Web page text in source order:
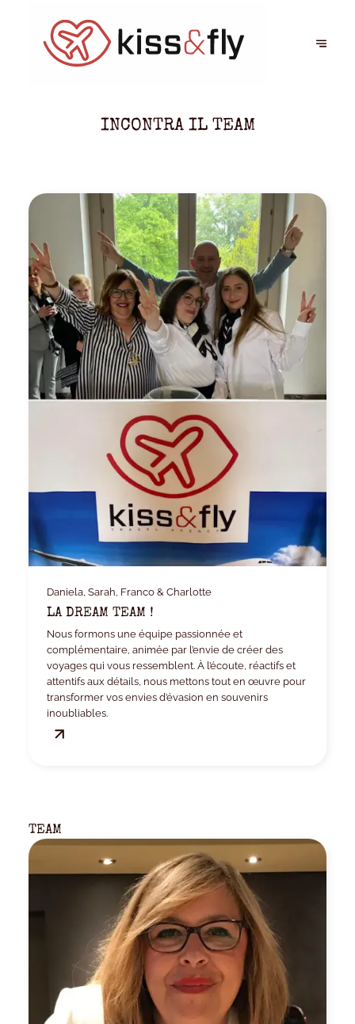
INCONTRA IL TEAM
Daniela, Sarah, Franco & Charlotte
LA DREAM TEAM !
Nous formons une équipe passionnée et
complémentaire, animée par l’envie de créer des
voyages qui vous ressemblent. À l’écoute, réactifs et
attentifs aux détails, nous mettons tout en œuvre pour
transformer vos envies d’évasion en souvenirs
inoubliables.
TEAM